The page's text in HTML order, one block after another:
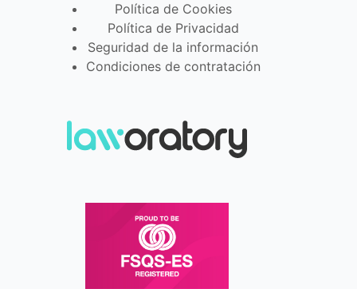
Política de Cookies
Política de Privacidad
Seguridad de la información
Condiciones de contratación